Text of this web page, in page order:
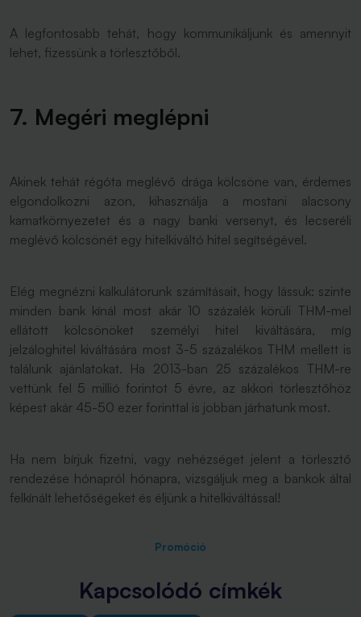
A legfontosabb tehát, hogy kommunikáljunk és amennyit
lehet, fizessünk a törlesztőből.
7. Megéri meglépni
Akinek tehát régóta meglévő drága kölcsöne van, érdemes
elgondolkozni azon, kihasználja a mostani alacsony
kamatkörnyezetet és a nagy banki versenyt, és lecseréli
meglévő kölcsönét egy hitelkiváltó hitel segítségével.
Elég megnézni kalkulátorunk számításait, hogy lássuk: szinte
minden bank kínál most akár 10 százalék körüli THM-mel
ellátott kölcsönöket személyi hitel kiváltására, míg
jelzáloghitel kiváltására most 3-5 százalékos THM mellett is
találunk ajánlatokat. Ha 2013-ban 25 százalékos THM-re
vettünk fel 5 millió forintot 5 évre, az akkori törlesztőhöz
képest akár 45-50 ezer forinttal is jobban járhatunk most.
Ha nem bírjuk fizetni, vagy nehézséget jelent a törlesztő
rendezése hónapról hónapra, vizsgáljuk meg a bankok által
felkínált lehetőségeket és éljünk a hitelkiváltással!
Promóció
Kapcsolódó címkék